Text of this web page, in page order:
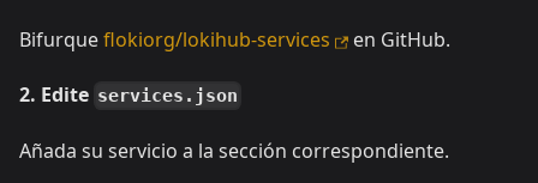
Bifurqueflokiorg/lokihub-services en GitHub.
2. Edite services.json
Añada su servicio a la sección correspondiente.